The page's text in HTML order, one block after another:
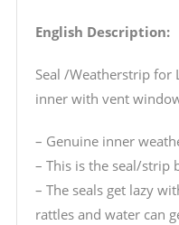
English Description:
Seal /Weatherstrip for
inner with vent
– Genuine inner
– This is the seal/strip
– The seals get lazy
rattles and water can